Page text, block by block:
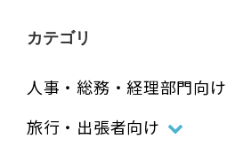
カテゴリ
人事・総務・経理部門向け
旅行・出張者向け